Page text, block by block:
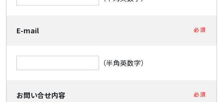
必須
E-mail
（半角英数字）
必須
お問い合せ内容